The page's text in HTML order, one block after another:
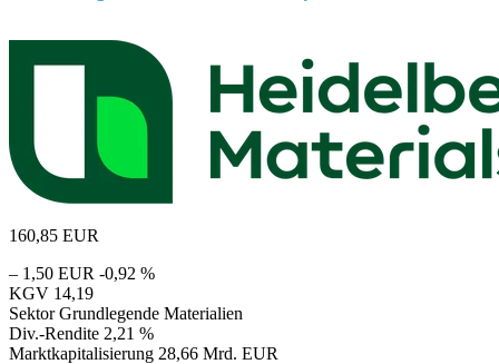
160,85 EUR
– 1,50 EUR -0,92 %
KGV 14,19
Sektor Grundlegende Materialien
Div.-Rendite 2,21 %
Marktkapitalisierung 28,66 Mrd. EUR